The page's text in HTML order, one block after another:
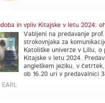
in vpliv Kitajske v letu 2024:
Vabljeni na predavanje
strokovnjaka za
Katoliške univerze v Lillu, o
Kitajske v letu 2024.
angleškem jeziku, v
ob 16.20 uri v predavalnici